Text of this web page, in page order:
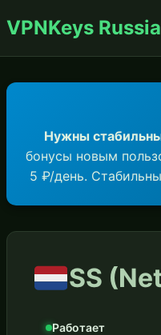
VPNKeys Russia
Нужны
бонусы новым
5 ₽/день.
SS
Работает